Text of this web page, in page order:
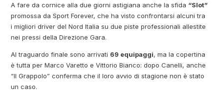
A fare da cornice alla due giorni astigiana anche la sfida “Slot”
promossa da Sport Forever, che ha visto confrontarsi alcuni tra
i migliori driver del Nord Italia su due piste professionali allestite
nei pressi della Direzione Gara.
Al traguardo finale sono arrivati 69 equipaggi, ma la copertina
è tutta per Marco Varetto e Vittorio Bianco: dopo Canelli, anche
“Il Grappolo” conferma che il loro avvio di stagione non è stato
un caso.